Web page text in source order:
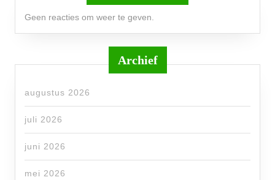
Geen reacties om weer te geven.
Archief
augustus 2026
juli 2026
juni 2026
mei 2026